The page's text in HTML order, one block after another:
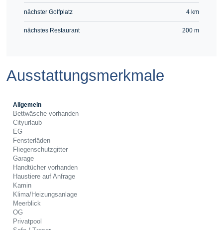
nächster Golfplatz 4 km
nächstes Restaurant 200 m
Ausstattungsmerkmale
Allgemein
Bettwäsche vorhanden
Cityurlaub
EG
Fensterläden
Fliegenschutzgitter
Garage
Handtücher vorhanden
Haustiere auf Anfrage
Kamin
Klima/Heizungsanlage
Meerblick
OG
Privatpool